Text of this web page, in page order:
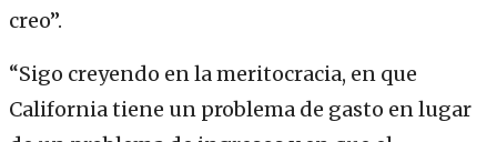
creo”.
“Sigo creyendo en la meritocracia, en que
California tiene un problema de gasto en lugar